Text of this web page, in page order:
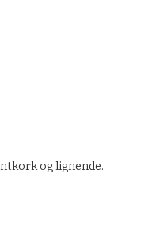
og lignende.